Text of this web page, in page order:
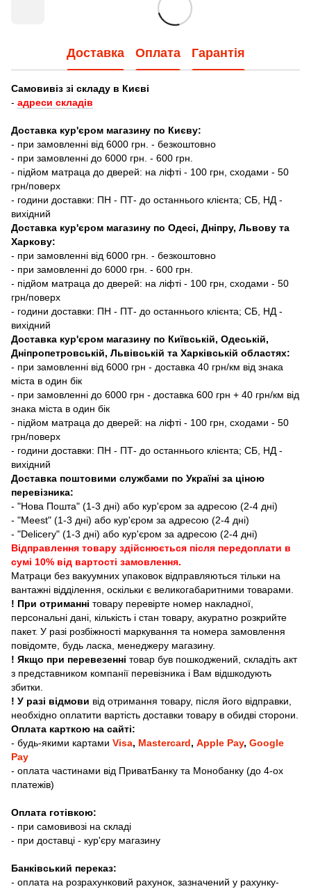
Доставка Оплата Гарантія
Самовивіз зі складу в Києві
- адреси складів
Доставка кур'єром магазину по Києву:
- при замовленні від 6000 грн. - безкоштовно
- при замовленні до 6000 грн. - 600 грн.
- підйом матраца до дверей: на ліфті - 100 грн, сходами - 50
грн/поверх
- години доставки: ПН - ПТ- до останнього клієнта; СБ, НД -
вихідний
Доставка кур'єром магазину по Одесі, Дніпру, Львову та
Харкову:
- при замовленні від 6000 грн. - безкоштовно
- при замовленні до 6000 грн. - 600 грн.
- підйом матраца до дверей: на ліфті - 100 грн, сходами - 50
грн/поверх
- години доставки: ПН - ПТ- до останнього клієнта; СБ, НД -
вихідний
Доставка кур'єром магазину по Київській, Одеській,
Дніпропетровській, Львівській та Харківській областях:
- при замовленні від 6000 грн - доставка 40 грн/км від знака
міста в один бік
- при замовленні до 6000 грн - доставка 600 грн + 40 грн/км від
знака міста в один бік
- підйом матраца до дверей: на ліфті - 100 грн, сходами - 50
грн/поверх
- години доставки: ПН - ПТ- до останнього клієнта; СБ, НД -
вихідний
Доставка поштовими службами по Україні за ціною
перевізника:
- "Нова Пошта" (1-3 дні) або кур'єром за адресою (2-4 дні)
- "Meest" (1-3 дні) або кур'єром за адресою (2-4 дні)
- "Delicery" (1-3 дні) або кур'єром за адресою (2-4 дні)
Відправлення товару здійснюється після передоплати в
сумі 10% від вартості замовлення.
Матраци без вакуумних упаковок відправляються тільки на
вантажні відділення, оскільки є великогабаритними товарами.
! При отриманні товару перевірте номер накладної,
персональні дані, кількість і стан товару, акуратно розкрийте
пакет. У разі розбіжності маркування та номера замовлення
повідомте, будь ласка, менеджеру магазину.
! Якщо при перевезенні товар був пошкоджений, складіть акт
з представником компанії перевізника і Вам відшкодують
збитки.
! У разі відмови від отримання товару, після його відправки,
необхідно оплатити вартість доставки товару в обидві сторони.
Оплата карткою на сайті:
- будь-якими картами Visa, Mastercard, Apple Pay, Google
Pay
- оплата частинами від ПриватБанку та Монобанку (до 4-ох
платежів)
Оплата готівкою:
- при самовивозі на складі
- при доставці - кур'єру магазину
Банківський переказ:
- оплата на розрахунковий рахунок, зазначений у рахунку-